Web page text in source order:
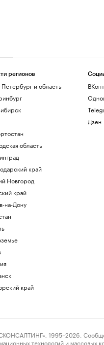
регионов
и область
область
край
Новгород
край
на-Дону
край
Дзен
1995–2026.
технологий и массовых